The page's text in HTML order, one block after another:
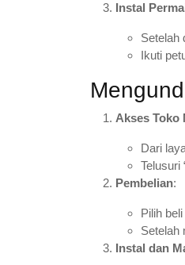
Instal
Setelah
Ikuti
Akses Toko
Dari
Telusuri
Pembelian:
Pilih
Setelah
Instal dan